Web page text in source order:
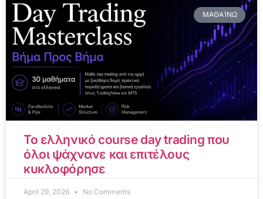
ΜΑΘΑΊΝΩ
Το ελληνικό course day trading που
όλοι ψάχνανε και επιτέλους
κυκλοφόρησε
April 29, 2026 No Comments